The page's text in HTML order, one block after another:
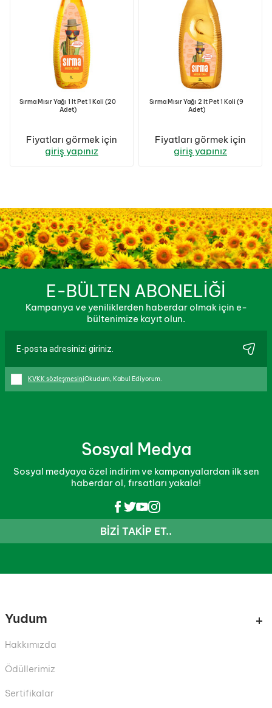
Sırma Mısır Yağı 1 lt Pet 1 Koli (20
Adet)
Fiyatları görmek için
giriş yapınız
Sırma Mısır Yağı 2 lt Pet 1 Koli (9
Adet)
Fiyatları görmek için
giriş yapınız
E-BÜLTEN ABONELİĞİ
Kampanya ve yeniliklerden haberdar olmak için e-
bültenimize kayıt olun.
KVKK sözleşmesiniOkudum, Kabul Ediyorum.
Sosyal Medya
Sosyal medyaya özel indirim ve kampanyalardan ilk sen
haberdar ol, fırsatları yakala!
BIZI TAKIP ET..
Yudum
Hakkımızda
Ödüllerimiz
Sertifikalar